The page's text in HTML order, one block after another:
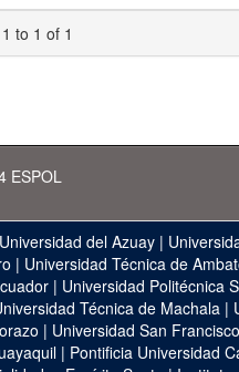
to 1 of 1
ESPOL
Universidad del Azuay |
| Universidad Técnica de
| Universidad Politécnica
Técnica de Machala |
| Universidad San
| Pontificia Universidad